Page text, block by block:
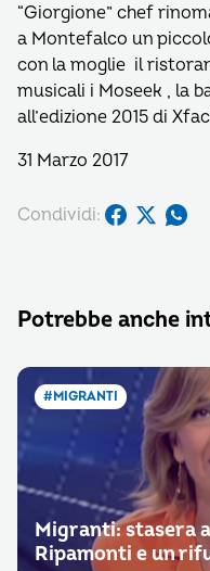
“Giorgione” chef
a Montefalco un
con la moglie il
musicali i Moseek , la
all’edizione 2015 di
31 Marzo 2017
Condividi:
Potrebbe anche
#MIGRANTI
Migranti: stasera
Ripamonti e un